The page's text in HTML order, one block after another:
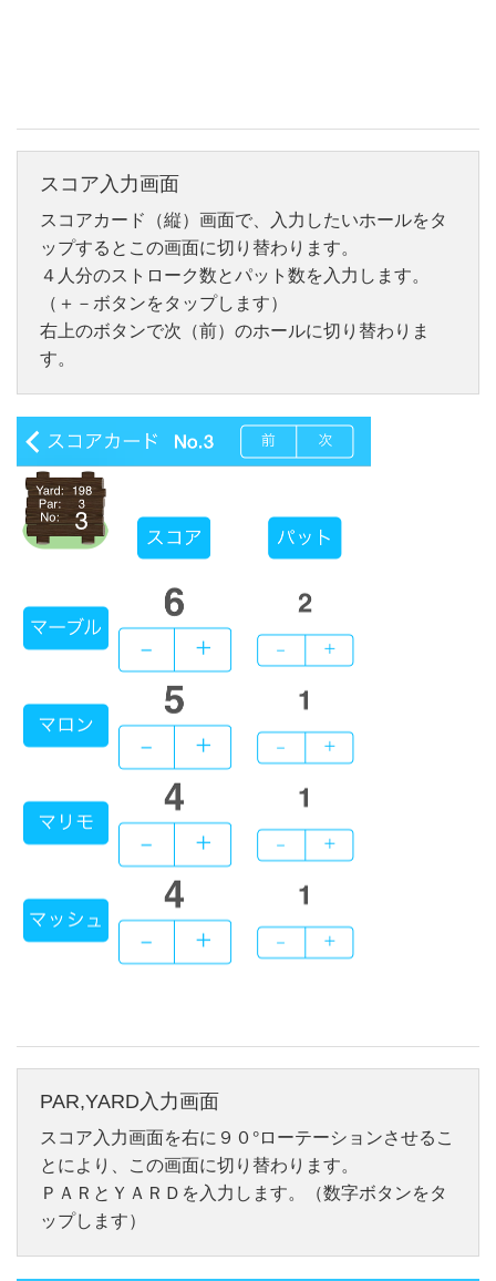
スコア入力画面
スコアカード（縦）画面で、入力したいホールをタ
ップするとこの画面に切り替わります。
４人分のストローク数とパット数を入力します。
（＋－ボタンをタップします）
右上のボタンで次（前）のホールに切り替わりま
す。
PAR,YARD入力画面
スコア入力画面を右に９０°ローテーションさせるこ
とにより、この画面に切り替わります。
ＰＡＲとＹＡＲＤを入力します。（数字ボタンをタ
ップします）